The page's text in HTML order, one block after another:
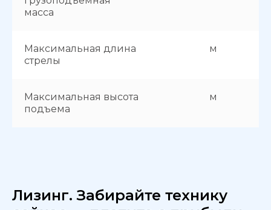
масса
Максимальная длина
стрелы
м
Максимальная высота
подъема
м
Лизинг. Забирайте технику